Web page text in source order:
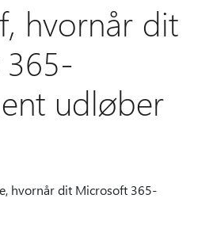
hvornår dit
udløber
hvornår dit Microsoft 365-